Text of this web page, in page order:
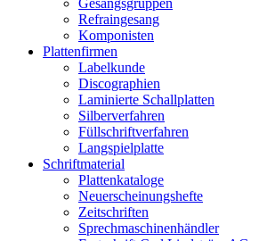
Refraingesang
Komponisten
Plattenfirmen
Labelkunde
Discographien
Laminierte Schallplatten
Silberverfahren
Füllschriftverfahren
Langspielplatte
Schriftmaterial
Plattenkataloge
Neuerscheinungshefte
Zeitschriften
Sprechmaschinenhändler